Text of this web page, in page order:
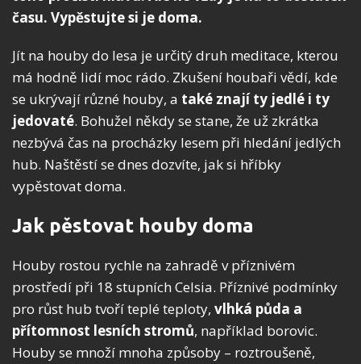
času. Vypěstujte si je doma.
Jít na houby do lesa je určitý druh meditace, kterou
má hodně lidí moc rádo. Zkušení houbaři vědí, kde
se ukrývají různé houby, a také znají ty jedlé i ty
jedovaté. Bohužel někdy se stane, že už zkrátka
nezbývá čas na procházky lesem při hledání jedlých
hub. Naštěstí se dnes dozvíte, jak si hříbky
vypěstovat doma.
Jak pěstovat houby doma
Houby rostou rychle na zahradě v příznivém
prostředí při 18 stupních Celsia. Příznivé podmínky
pro růst hub tvoří teplé teploty, vlhká půda a
přítomnost lesních stromů, například borovic.
Houby se množí mnoha způsoby – roztroušeně,